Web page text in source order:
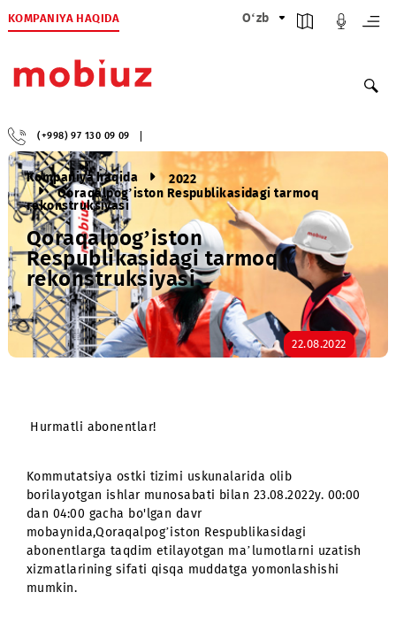
KOMPANIYA HAQIDA O‘zb
(+998) 97 130 09 09
Kompaniya haqida
2022
Qoraqalpog’iston Respublikasidagi tarmoq
rekonstruksiyasi
Qoraqalpog’iston
Respublikasidagi tarmoq
rekonstruksiyasi
Hurmatli abonentlar!
Kommutatsiya ostki tizimi uskunalarida olib
borilayotgan ishlar munosabati bilan 23.08.2022y.
dan 04:00 gacha bo'lgan davr
mobaynida,Qoraqalpog’iston Respublikasidagi